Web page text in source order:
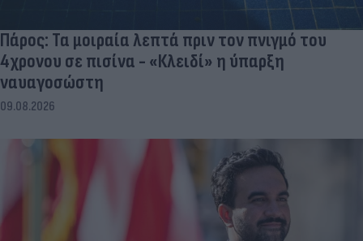
Πάρος: Τα μοιραία λεπτά πριν τον πνιγμό του
4χρονου σε πισίνα - «Κλειδί» η ύπαρξη
ναυαγοσώστη
09.08.2026